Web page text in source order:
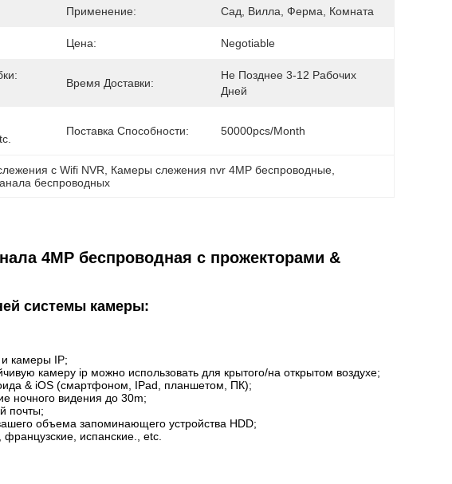
Применение: Сад, Вилла, Ферма, Комната
Цена: Negotiable
Время Доставки:
Не Позднее 3-12 Рабочих
Дней
Поставка Способности: 50000pcs/month
с Wifi NVR Камеры слежения nvr 4MP беспроводные
беспроводных
4MP беспроводная с прожекторами &
системы камеры:
камеры IP;
камеру ip можно использовать для крытого/на открытом воздухе;
& iOS (смартфоном, IPad, планшетом, ПК);
ночного видения до 30m;
почты;
объема запоминающего устройства HDD;
испанские., etc.